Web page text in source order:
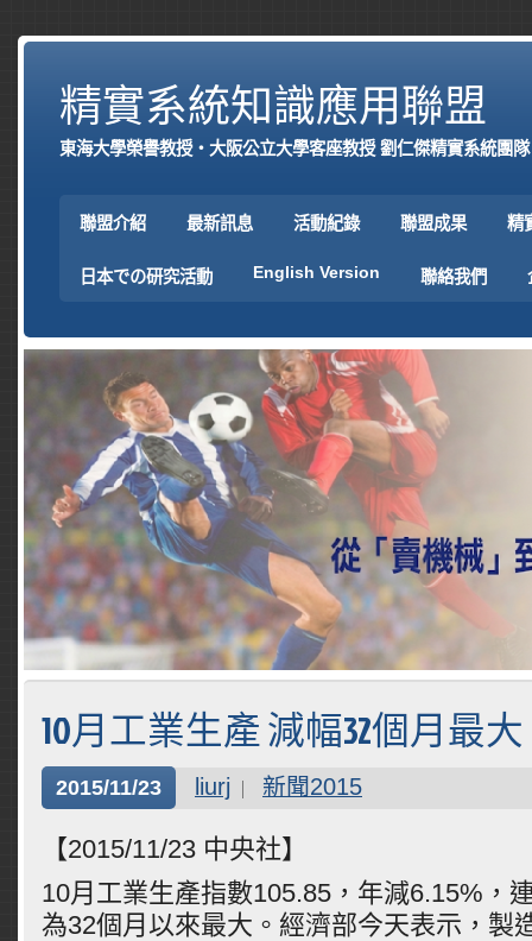
精實系統知識應用聯盟
東海大學榮譽教授‧大阪公立大學客座教授 劉仁傑精實系統團隊
聯盟介紹 最新訊息 活動紀錄 聯盟成果 精
日本での研究活動 English Version 聯絡我們
10月工業生產 減幅32個月最大
2015/11/23 liurj 新聞2015
【2015/11/23 中央社】
10月工業生產指數105.85，年減6.15%，
為32個月以來最大。經濟部今天表示，製